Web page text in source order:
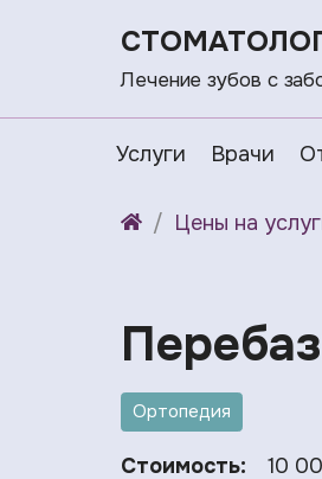
Лечение зубов с
Услуги Врачи
Цены на
Ортопедия
Стоимость: 10